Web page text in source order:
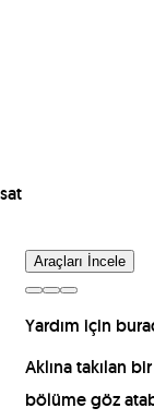
Araçları İncele
Yardım için
Aklına takılan
bölüme göz